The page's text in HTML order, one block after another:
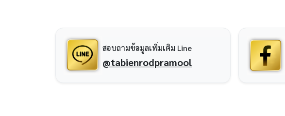
สอบถามข้อมูลเพิ่มเติม Line
@tabienrodpramool